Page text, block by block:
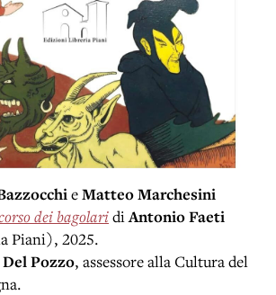
eMatteo Marchesini
dei bagolaridi Antonio Faeti
Piani), 2025.
Pozzo, assessore alla Cultura del